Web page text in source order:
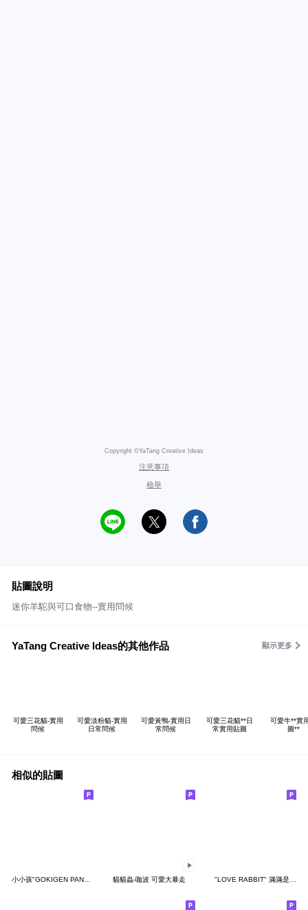
Copyright ©YaTang Creative Ideas
注意事項
檢舉
貼圖說明
迷你羊駝與可口食物--實用問候
YaTang Creative Ideas的其他作品 顯示更多
可愛三花貓-實用
問候
可愛淡粉貓-實用
日常問候
可愛黃鴨-實用日
常問候
可愛三花貓**日
常實用貼圖
可愛牛**實
圖**
相似的貼圖
小小孩"GOKIGEN PANDA" 台灣版 貓貓蟲-咖波 可愛大暴走 "LOVE RABBIT" 滿滿是愛 台灣版